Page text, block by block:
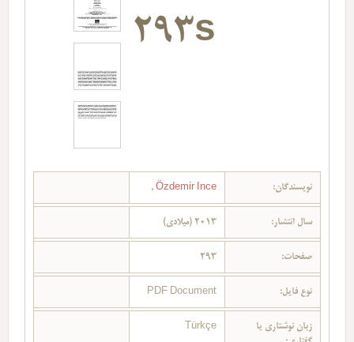
293s
نویسندگان: Özdemir Ince
,
سال انتشار: 2013 (میلادی)
صفحات: 293
نوع فایل: PDF Document
زبان نوشتاری یا
Türkçe